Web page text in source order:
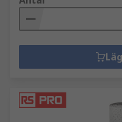
Produkter inom
riktlinjerna för de 9
byggnad från IOSH.
sortiment är Säkerhet &